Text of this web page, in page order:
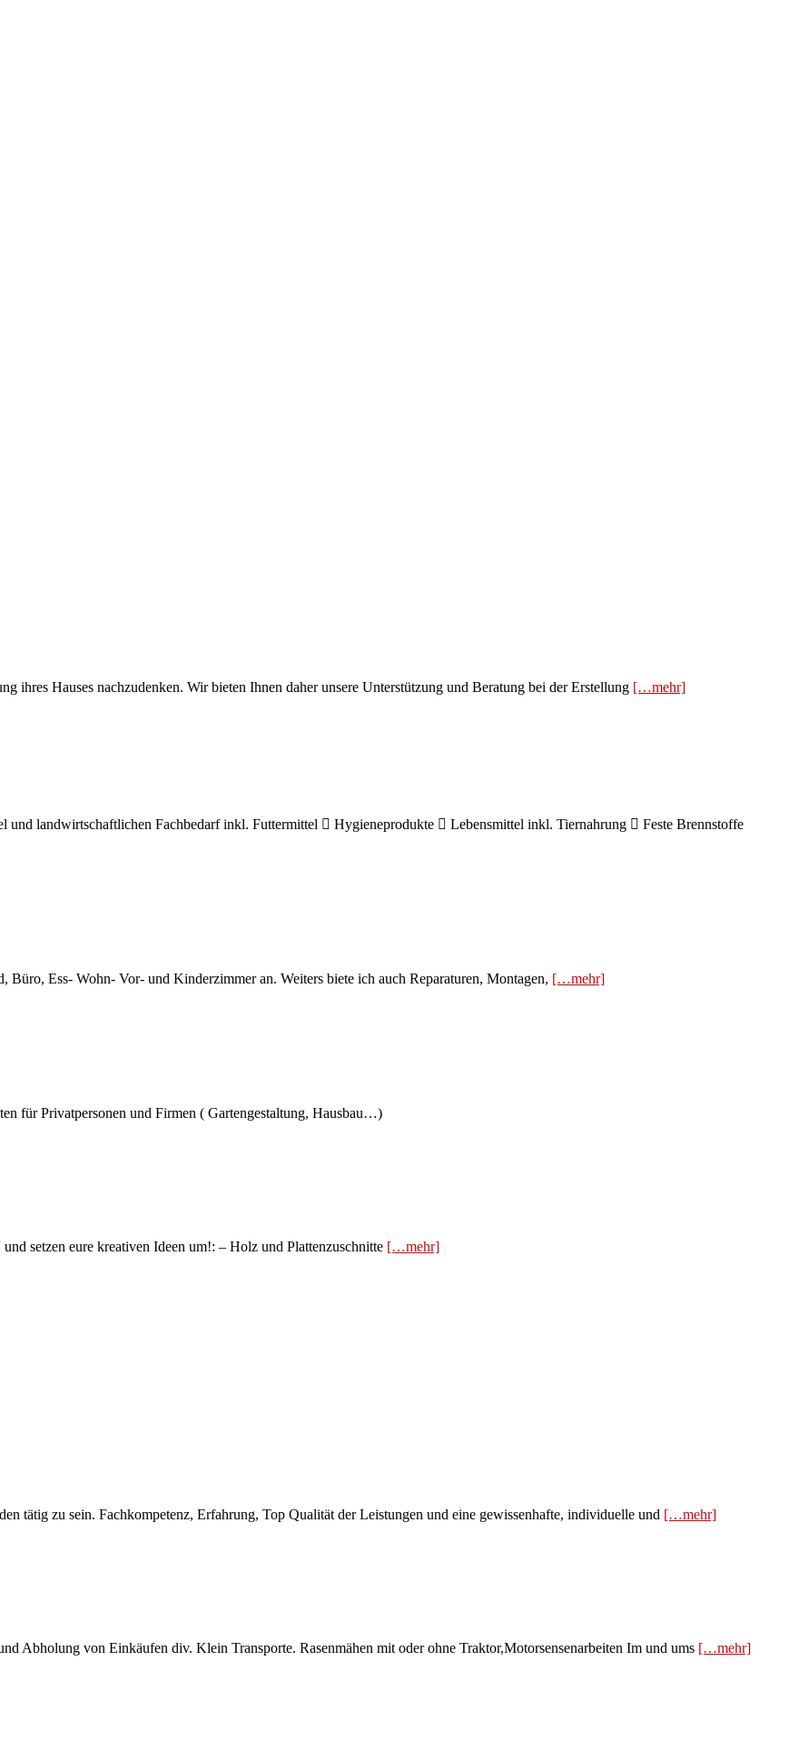
ihres Hauses nachzudenken. Wir bieten Ihnen daher unsere Unterstützung und Beratung bei der Erstellung […mehr]
landwirtschaftlichen Fachbedarf inkl. Futtermittel  Hygieneprodukte  Lebensmittel inkl. Tiernahrung  Feste Brennstoffe
Ess- Wohn- Vor- und Kinderzimmer an. Weiters biete ich auch Reparaturen, Montagen, […mehr]
für Privatpersonen und Firmen ( Gartengestaltung, Hausbau…)
setzen eure kreativen Ideen um!: – Holz und Plattenzuschnitte […mehr]
tätig zu sein. Fachkompetenz, Erfahrung, Top Qualität der Leistungen und eine gewissenhafte, individuelle und […mehr]
Abholung von Einkäufen div. Klein Transporte. Rasenmähen mit oder ohne Traktor,Motorsensenarbeiten Im und ums […mehr]